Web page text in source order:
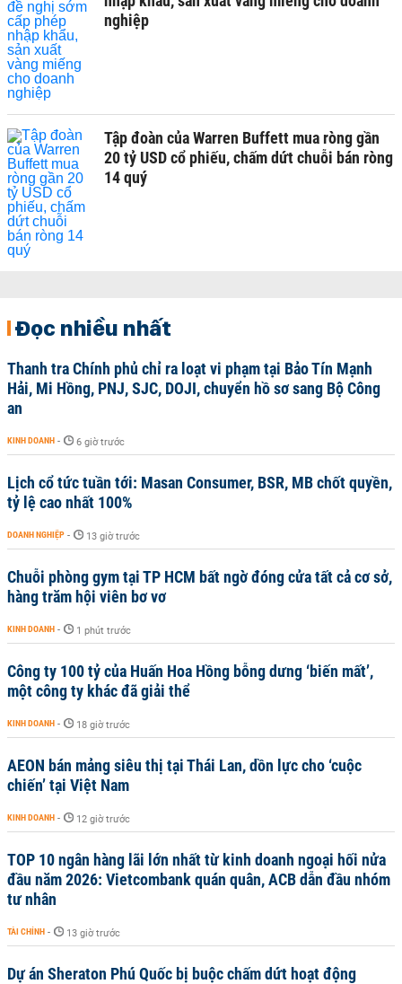
nghiệp
Tập đoàn của Warren Buffett mua ròng gần
20 tỷ USD cổ phiếu, chấm dứt chuỗi bán ròng
14 quý
Đọc nhiều nhất
Thanh tra Chính phủ chỉ ra loạt vi phạm tại Bảo Tín Mạnh
Hải, Mi Hồng, PNJ, SJC, DOJI, chuyển hồ sơ sang Bộ Công
an
KINH DOANH - 6 giờ trước
Lịch cổ tức tuần tới: Masan Consumer, BSR, MB chốt quyền,
tỷ lệ cao nhất 100%
DOANH NGHIỆP - 13 giờ trước
Chuỗi phòng gym tại TP HCM bất ngờ đóng cửa tất cả cơ sở,
hàng trăm hội viên bơ vơ
KINH DOANH - 1 phút trước
Công ty 100 tỷ của Huấn Hoa Hồng bỗng dưng ‘biến mất’,
một công ty khác đã giải thể
KINH DOANH - 18 giờ trước
AEON bán mảng siêu thị tại Thái Lan, dồn lực cho ‘cuộc
chiến’ tại Việt Nam
KINH DOANH - 12 giờ trước
TOP 10 ngân hàng lãi lớn nhất từ kinh doanh ngoại hối nửa
đầu năm 2026: Vietcombank quán quân, ACB dẫn đầu nhóm
tư nhân
TÀI CHÍNH - 13 giờ trước
Dự án Sheraton Phú Quốc bị buộc chấm dứt hoạt động